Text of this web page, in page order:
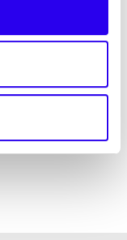
um von den
neben
auch